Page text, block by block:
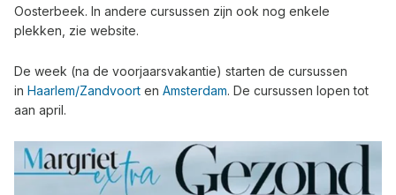
Oosterbeek. In andere cursussen zijn ook nog enkele
plekken, zie website.
De week (na de voorjaarsvakantie) starten de cursussen
in Haarlem/Zandvoort en Amsterdam. De cursussen lopen tot
aan april.